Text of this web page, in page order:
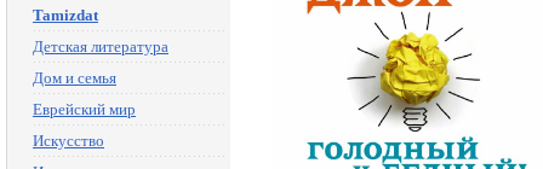
Tamizdat
Детская литература
Дом и семья
Еврейский мир
Искусство